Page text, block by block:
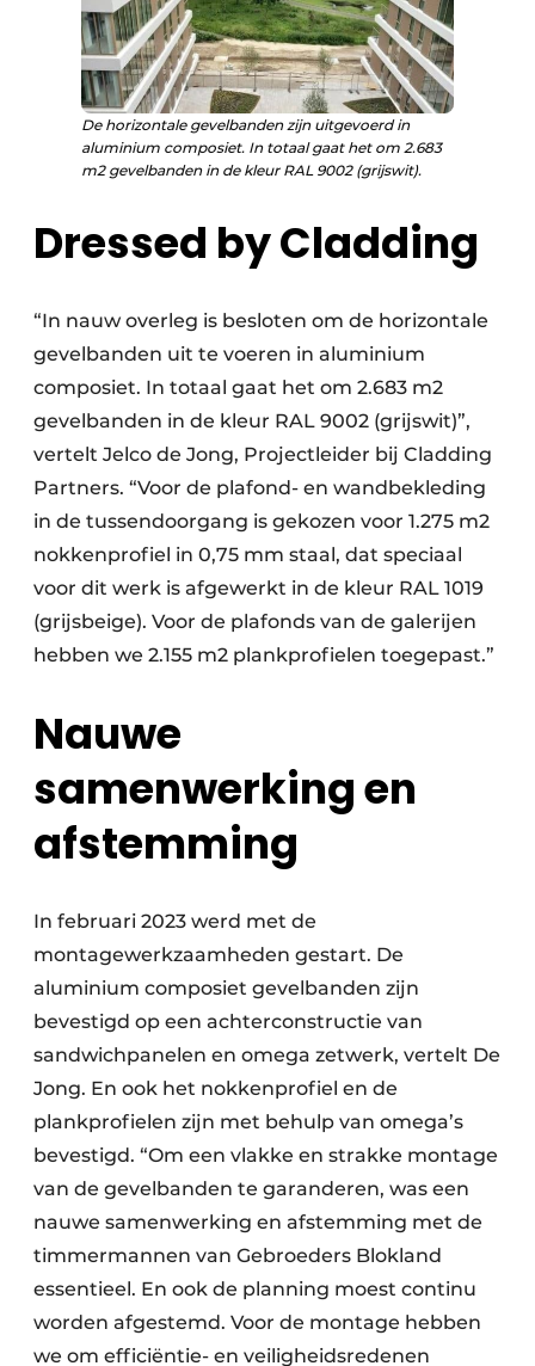
De horizontale gevelbanden zijn uitgevoerd in
aluminium composiet. In totaal gaat het om 2.683
m2 gevelbanden in de kleur RAL 9002 (grijswit).
Dressed by Cladding
“In nauw overleg is besloten om de horizontale
gevelbanden uit te voeren in aluminium
composiet. In totaal gaat het om 2.683 m2
gevelbanden in de kleur RAL 9002 (grijswit)”,
vertelt Jelco de Jong, Projectleider bij Cladding
Partners. “Voor de plafond- en wandbekleding
in de tussendoorgang is gekozen voor 1.275 m2
nokkenprofiel in 0,75 mm staal, dat speciaal
voor dit werk is afgewerkt in de kleur RAL 1019
(grijsbeige). Voor de plafonds van de galerijen
hebben we 2.155 m2 plankprofielen toegepast.”
Nauwe
samenwerking en
afstemming
In februari 2023 werd met de
montagewerkzaamheden gestart. De
aluminium composiet gevelbanden zijn
bevestigd op een achterconstructie van
sandwichpanelen en omega zetwerk, vertelt De
Jong. En ook het nokkenprofiel en de
plankprofielen zijn met behulp van omega’s
bevestigd. “Om een vlakke en strakke montage
van de gevelbanden te garanderen, was een
nauwe samenwerking en afstemming met de
timmermannen van Gebroeders Blokland
essentieel. En ook de planning moest continu
worden afgestemd. Voor de montage hebben
we om efficiëntie- en veiligheidsredenen